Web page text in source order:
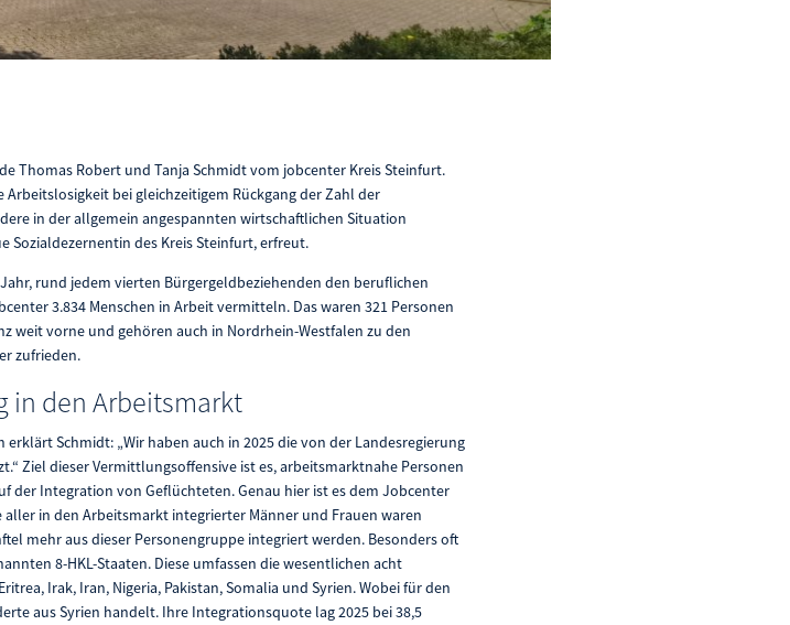
Thomas Robert und Tanja Schmidt vom jobcenter Kreis Steinfurt.
bei gleichzeitigem Rückgang der Zahl der
in der allgemein angespannten wirtschaftlichen Situation
Sozialdezernentin des Kreis Steinfurt, erfreut.
rund jedem vierten Bürgergeldbeziehenden den beruflichen
3.834 Menschen in Arbeit vermitteln. Das waren 321 Personen
weit vorne und gehören auch in Nordrhein-Westfalen zu den
zufrieden.
in den Arbeitsmarkt
Schmidt: „Wir haben auch in 2025 die von der Landesregierung
Ziel dieser Vermittlungsoffensive ist es, arbeitsmarktnahe Personen
der Integration von Geflüchteten. Genau hier ist es dem Jobcenter
aller in den Arbeitsmarkt integrierter Männer und Frauen waren
mehr aus dieser Personengruppe integriert werden. Besonders oft
8-HKL-Staaten. Diese umfassen die wesentlichen acht
Irak, Iran, Nigeria, Pakistan, Somalia und Syrien. Wobei für den
aus Syrien handelt. Ihre Integrationsquote lag 2025 bei 38,5